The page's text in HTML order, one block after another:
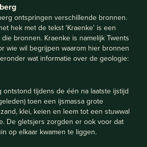
ontspringen verschillende bronnen.
hek met de tekst 'Kraenke' is een
bronnen. Kraenke is namelijk Twents
wie wil begrijpen waarom hier bronnen
wat informatie over de geologie:
ontstond tijdens de één na laatste ijstijd
toen een ijsmassa grote
klei, keien en leem tot een stuwwal
De gletsjers zorgden er ook voor dat
op elkaar kwamen te liggen.